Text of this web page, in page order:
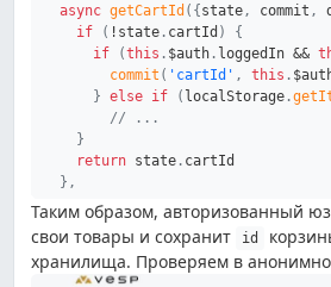
async getCartId ( {state , commit ,
if
( ! state . cartId )
{
if
(this . $auth . loggedIn &&
commit ( 'cartId' , this .
} else if ( localStorage .
// ...
}
return state . cartId
} ,
Таким образом, авторизованный
свои товары и сохранит
id
хранилища. Проверяем в